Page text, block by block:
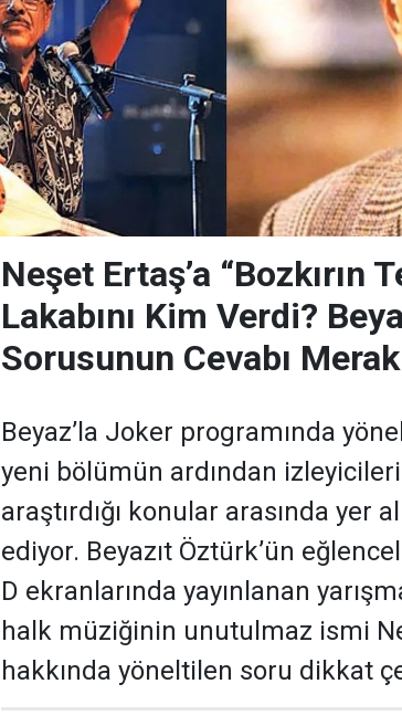
Neşet Ertaş’a “Bozkırın
Lakabını Kim Verdi?
Sorusunun Cevabı
Beyaz’la Joker programında
yeni bölümün ardından
araştırdığı konular arasında yer
ediyor. Beyazıt Öztürk’ün
D ekranlarında yayınlanan
halk müziğinin unutulmaz ismi
hakkında yöneltilen soru dikkat